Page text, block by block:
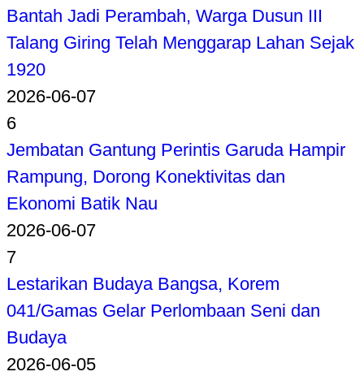
Bantah Jadi Perambah, Warga Dusun III
Talang Giring Telah Menggarap Lahan Sejak
1920
2026-06-07
6
Jembatan Gantung Perintis Garuda Hampir
Rampung, Dorong Konektivitas dan
Ekonomi Batik Nau
2026-06-07
7
Lestarikan Budaya Bangsa, Korem
041/Gamas Gelar Perlombaan Seni dan
Budaya
2026-06-05